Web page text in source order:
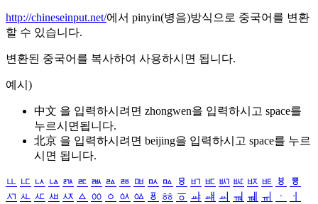
http://chineseinput.net/에서 pinyin(병음)방식으로 중국어를 변환
할 수 있습니다.
변환된 중국어를 복사하여 사용하시면 됩니다.
예시)
中文 을 입력하시려면 zhongwen을 입력하시고 space를
누르시면됩니다.
北京 을 입력하시려면 beijing을 입력하시고 space를 누르
시면 됩니다.
ㅥ ㅦ ㅧ ㅨ ㅩ ㅪ ㅫ ㅬ ㅭ ㅮ ㅯ ㅰ ㅱ ㅲ ㅳ ㅴ ㅵ ㅶ ㅷ ㅸ
ㅹ
ㅺ ㅻ ㅼ ㅽ ㅾ ㅿ ㆀ ㆁ ㆂ ㆃ ㆄ ㆅ ㆆ ㆇ ㆈ ㆉ ㆊ ㆋ ㆌ ㆍ
ㆎ